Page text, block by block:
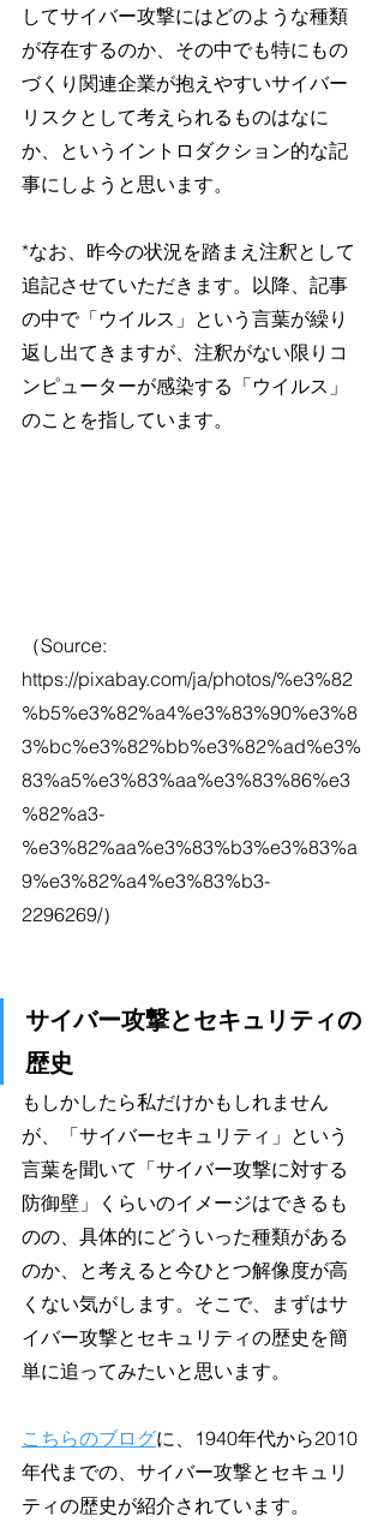
してサイバー攻撃にはどのような種類
が存在するのか、その中でも特にもの
づくり関連企業が抱えやすいサイバー
リスクとして考えられるものはなに
か、というイントロダクション的な記
事にしようと思います。
*なお、昨今の状況を踏まえ注釈として
追記させていただきます。以降、記事
の中で「ウイルス」という言葉が繰り
返し出てきますが、注釈がない限りコ
ンピューターが感染する「ウイルス」
のことを指しています。
（Source:
https://pixabay.com/ja/photos/%e3%82
%b5%e3%82%a4%e3%83%90%e3%8
3%bc%e3%82%bb%e3%82%ad%e3%
83%a5%e3%83%aa%e3%83%86%e3
%82%a3-
%e3%82%aa%e3%83%b3%e3%83%a
9%e3%82%a4%e3%83%b3-
2296269/）
サイバー攻撃とセキュリティの
歴史
もしかしたら私だけかもしれません
が、「サイバーセキュリティ」という
言葉を聞いて「サイバー攻撃に対する
防御壁」くらいのイメージはできるも
のの、具体的にどういった種類がある
のか、と考えると今ひとつ解像度が高
くない気がします。そこで、まずはサ
イバー攻撃とセキュリティの歴史を簡
単に追ってみたいと思います。
こちらのブログに、1940年代から2010
年代までの、サイバー攻撃とセキュリ
ティの歴史が紹介されています。